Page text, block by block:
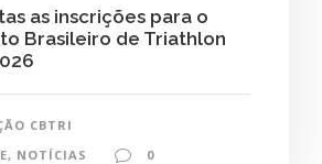
as inscrições para o
Brasileiro de Triathlon
CBTRI
, NOTÍCIAS 0